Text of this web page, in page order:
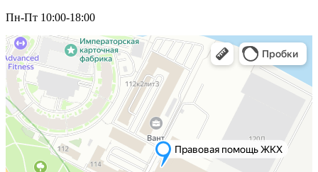
Пн-Пт 10:00-18:00